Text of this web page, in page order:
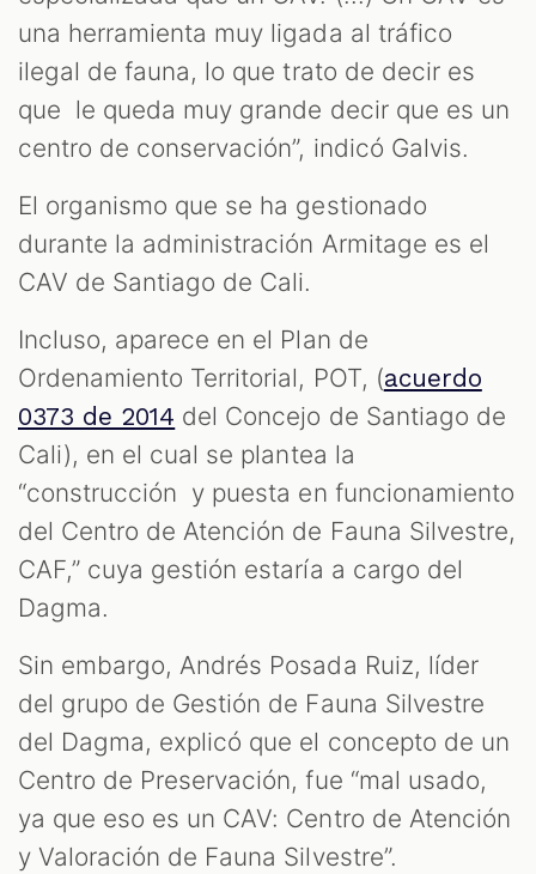
una herramienta muy ligada al tráfico
ilegal de fauna, lo que trato de decir es
que le queda muy grande decir que es un
centro de conservación”, indicó Galvis.
El organismo que se ha gestionado
durante la administración Armitage es el
CAV de Santiago de Cali.
Incluso, aparece en el Plan de
Ordenamiento Territorial, POT, (acuerdo
0373 de 2014 del Concejo de Santiago de
Cali), en el cual se plantea la
“construcción y puesta en funcionamiento
del Centro de Atención de Fauna Silvestre,
CAF,” cuya gestión estaría a cargo del
Dagma.
Sin embargo, Andrés Posada Ruiz, líder
del grupo de Gestión de Fauna Silvestre
del Dagma, explicó que el concepto de un
Centro de Preservación, fue “mal usado,
ya que eso es un CAV: Centro de Atención
y Valoración de Fauna Silvestre”.